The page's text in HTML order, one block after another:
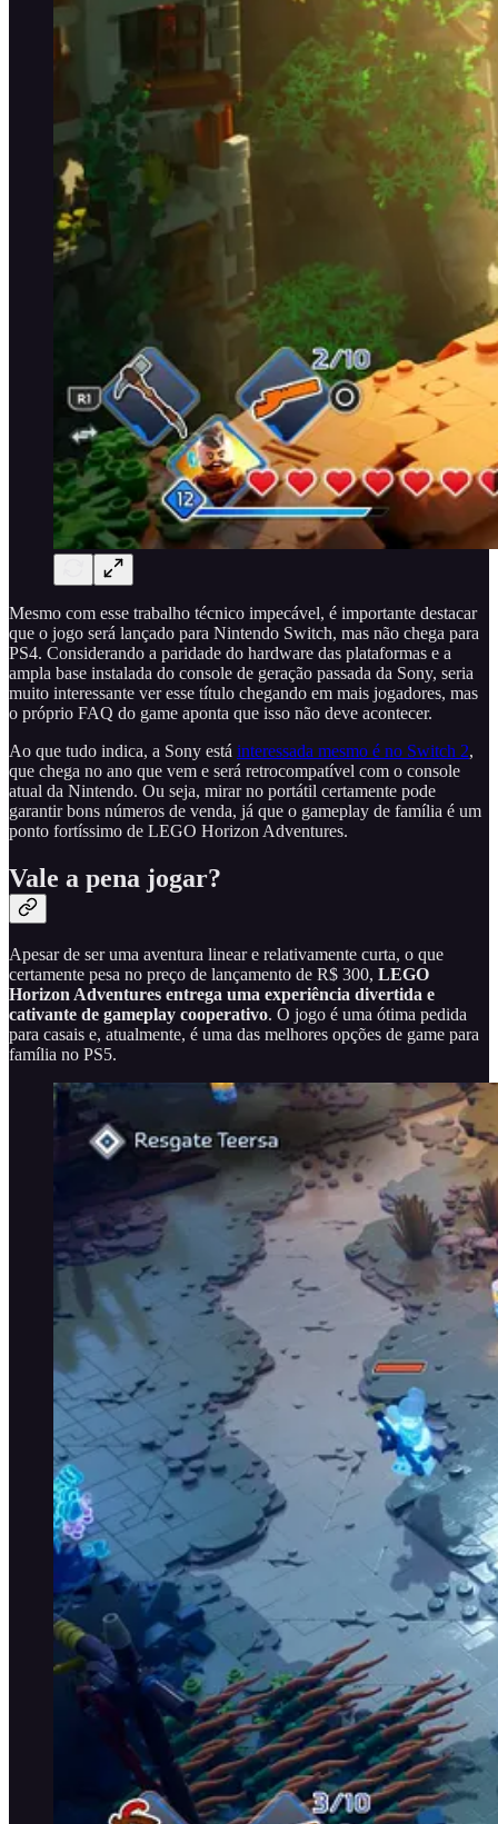
Mesmo com esse trabalho técnico impecável, é importante destacar
que o jogo será lançado para Nintendo Switch, mas não chega para
PS4. Considerando a paridade do hardware das plataformas e a
ampla base instalada do console de geração passada da Sony, seria
muito interessante ver esse título chegando em mais jogadores, mas
o próprio FAQ do game aponta que isso não deve acontecer.
Ao que tudo indica, a Sony está interessada mesmo é no Switch 2,
que chega no ano que vem e será retrocompatível com o console
atual da Nintendo. Ou seja, mirar no portátil certamente pode
garantir bons números de venda, já que o gameplay de família é um
ponto fortíssimo de LEGO Horizon Adventures.
Vale a pena jogar?
Apesar de ser uma aventura linear e relativamente curta, o que
certamente pesa no preço de lançamento de R$ 300, LEGO
Horizon Adventures entrega uma experiência divertida e
cativante de gameplay cooperativo. O jogo é uma ótima pedida
para casais e, atualmente, é uma das melhores opções de game para
família no PS5.